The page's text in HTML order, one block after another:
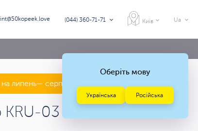
(044) 360-71-71 Київ Ua
на липень— серпень 2026 року
KRU-03
Оберіть мову
Українська Російська